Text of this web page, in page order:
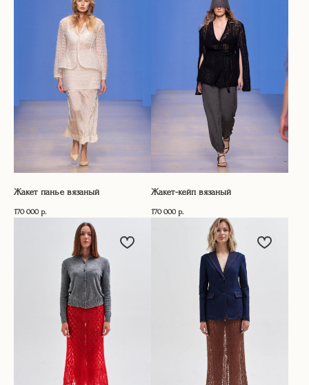
Жакет панье вязаный
170 000 р.
Жакет-кейп вязаный
170 000 р.